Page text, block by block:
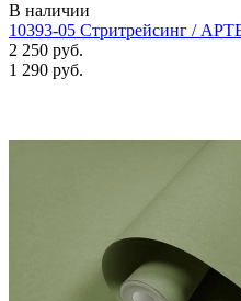
В наличии
10393-05 Стритрейсинг /
2 250 руб.
1 290 руб.